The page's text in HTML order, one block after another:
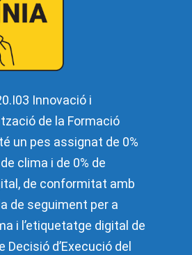
Innovació i
de la Formació
un pes assignat de 0%
clima i de 0% de
de conformitat amb
de seguiment per a
i l’etiquetatge digital de
Decisió d’Execució del